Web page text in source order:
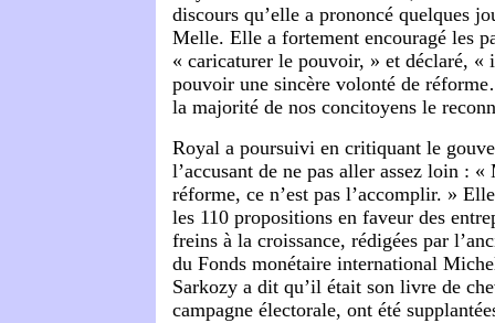
discours qu’elle a prononcé quelques
Melle. Elle a fortement encouragé les
« caricaturer le pouvoir, » et déclaré, «
pouvoir une sincère volonté de
la majorité de nos concitoyens le
Royal a poursuivi en critiquant le
l’accusant de ne pas aller assez loin : «
réforme, ce n’est pas l’accomplir. »
les 110 propositions en faveur des
freins à la croissance, rédigées par
du Fonds monétaire international
Sarkozy a dit qu’il était son livre de
campagne électorale, ont été